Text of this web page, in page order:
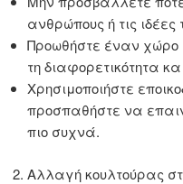
ανθρώπους ή τις ιδέες
Προωθήστε έναν χώρο
τη διαφορετικότητα
Χρησιμοποιήστε
προσπαθήστε να
πιο συχνά.
Αλλαγή κουλτούρας